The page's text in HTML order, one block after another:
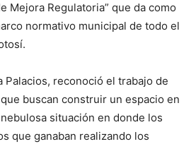
Mejora Regulatoria” que da como
normativo municipal de todo el
Palacios, reconoció el trabajo de
buscan construir un espacio en
situación en donde los
que ganaban realizando los